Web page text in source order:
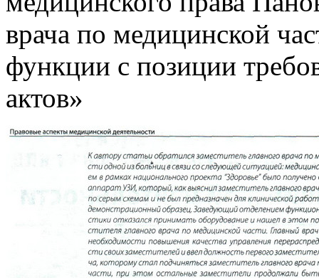
врача по медицинской
функции с позиции
актов»